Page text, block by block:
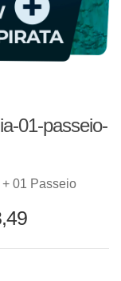
01-passeio-
01 Passeio